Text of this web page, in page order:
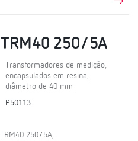
TRM40 250/5A
Transformadores de medição,
encapsulados em resina,
diâmetro de 40 mm
P50113.
TRM40 250/5A,